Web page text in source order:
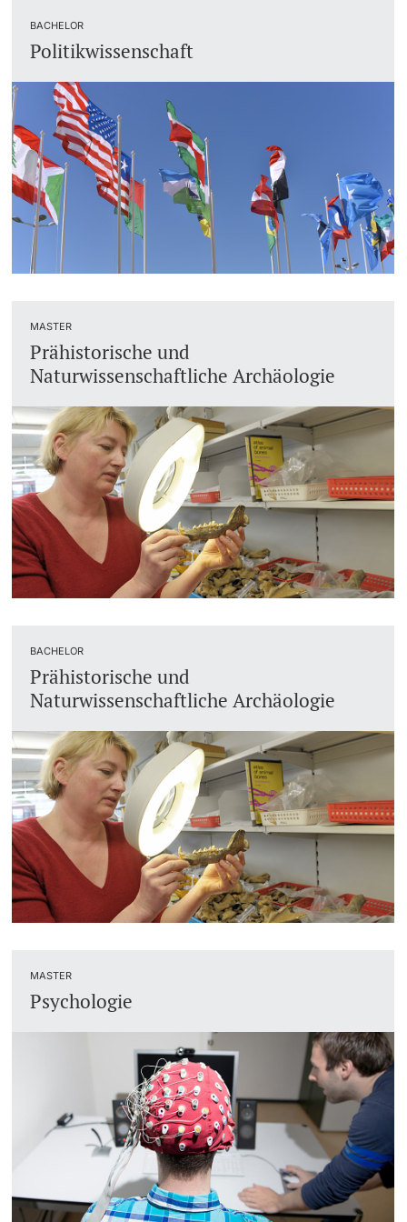
BACHELOR
Politikwissenschaft
MASTER
Prähistorische und
Naturwissenschaftliche Archäologie
BACHELOR
Prähistorische und
Naturwissenschaftliche Archäologie
MASTER
Psychologie